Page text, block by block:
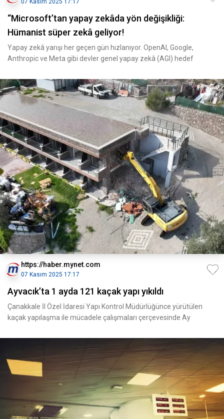
07 Kasım 2025 17:17
“Microsoft’tan yapay zekâda yön değişikliği:
Hümanist süper zekâ geliyor!
Yapay zekâ yarışı her geçen gün hızlanıyor. OpenAI, Google,
Anthropic ve Meta gibi devler genel yapay zekâ (AGI) hedef
https://haber.mynet.com
07 Kasım 2025 17:17
Ayvacık’ta 1 ayda 121 kaçak yapı yıkıldı
Çanakkale İl Özel İdaresi Yapı Kontrol Müdürlüğünce yürütülen
kaçak yapılaşma ile mücadele çalışmaları çerçevesinde Ay